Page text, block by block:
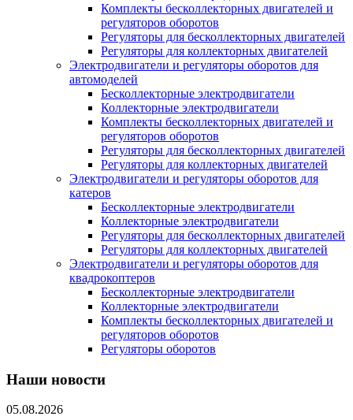
Комплекты бесколлекторных двигателей и
регуляторов оборотов
Регуляторы для бесколлекторных двигателей
Регуляторы для коллекторных двигателей
Электродвигатели и регуляторы оборотов для
автомоделей
Бесколлекторные электродвигатели
Коллекторные электродвигатели
Комплекты бесколлекторных двигателей и
регуляторов оборотов
Регуляторы для бесколлекторных двигателей
Регуляторы для коллекторных двигателей
Электродвигатели и регуляторы оборотов для
катеров
Бесколлекторные электродвигатели
Коллекторные электродвигатели
Регуляторы для бесколлекторных двигателей
Регуляторы для коллекторных двигателей
Электродвигатели и регуляторы оборотов для
квадрокоптеров
Бесколлекторные электродвигатели
Коллекторные электродвигатели
Комплекты бесколлекторных двигателей и
регуляторов оборотов
Регуляторы оборотов
Наши новости
05.08.2026